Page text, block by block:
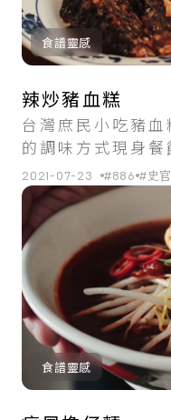
食譜靈感
辣炒豬血糕
台灣庶民小吃豬
的調味方式現身餐
生粉與香菜的獨到
混血的食譜，入
後魚露的海味與
2021-07-23 #886 #史
食譜靈感